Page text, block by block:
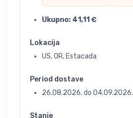
Ukupno: 41,11 €
Lokacija
US, OR, Estacada
Period dostave
26.08.2026. do 04.09.2026.
Stanje